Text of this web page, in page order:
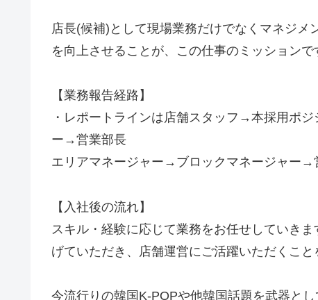
店長(候補)として現場業務だけでなくマネジ
を向上させることが、この仕事のミッションで
【業務報告経路】
・レポートラインは店舗スタッフ→本採用ポ
ー→営業部長
エリアマネージャー→ブロックマネージャー→
【入社後の流れ】
スキル・経験に応じて業務をお任せしていき
げていただき、店舗運営にご活躍いただくこと
今流行りの韓国K-POPや他韓国話題を武器と